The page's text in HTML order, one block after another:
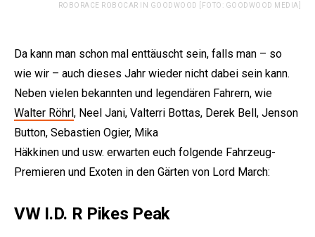
ROBORACE ROBOCAR IN GOODWOOD [FOTO: GOODWOOD MEDIA]
Da kann man schon mal enttäuscht sein, falls man – so
wie wir – auch dieses Jahr wieder nicht dabei sein kann.
Neben vielen bekannten und legendären Fahrern, wie
Walter Röhrl, Neel Jani, Valterri Bottas, Derek Bell, Jenson
Button, Sebastien Ogier, Mika
Häkkinen und usw. erwarten euch folgende Fahrzeug-
Premieren und Exoten in den Gärten von Lord March:
VW I.D. R Pikes Peak